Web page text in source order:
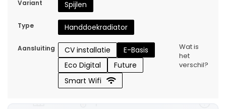
Variant Spijlen
Type Handdoekradiator
Aansluiting CV installatie
E-Basis
Eco Digital
Future
Smart Wifi
Wat is
het
verschil?